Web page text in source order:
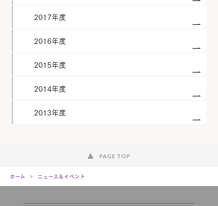
2017年度
2016年度
2015年度
2014年度
2013年度
PAGE TOP
ホーム ニュース＆イベント